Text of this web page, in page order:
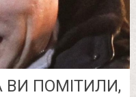
ВИ ПОМІТИЛИ,